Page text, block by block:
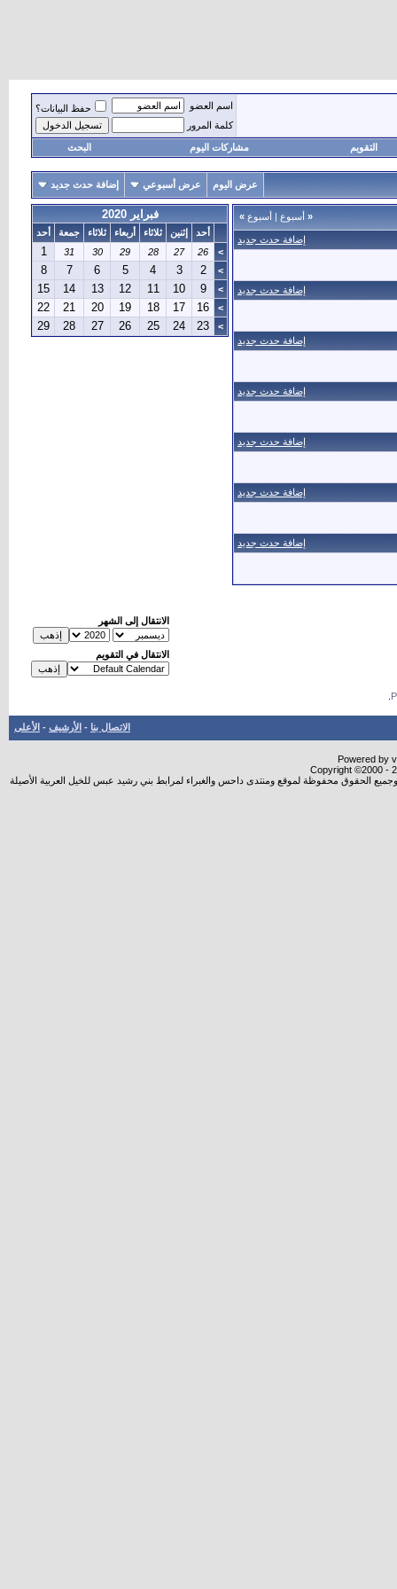
اسم العضو
حفظ البيانات؟
كلمة المرور
التقويم مشاركات اليوم البحث
عرض اليوم عرض أسبوعي إضافة حدث جديد
« أسبوع | أسبوع »
إضافة حدث جديد
إضافة حدث جديد
إضافة حدث جديد
إضافة حدث جديد
إضافة حدث جديد
إضافة حدث جديد
إضافة حدث جديد
فبراير 2020
أحد إثنين ثلاثاء أربعاء ثلاثاء جمعة
أحد
>
26
27
28
29
30
31
1
>
2
3
4
5
6
7
8
>
9
10
11
12
13
14
15
>
16
17
18
19
20
21
22
>
23
24
25
26
27
28
29
الانتقال إلى الشهر
الانتقال في التقويم
الاتصال بنا - الأرشيف - الأعلى
Powered by
Copyright ©2000 -
الحقوق محفوظة لموقع ومنتدى داحس والغبراء لمرابط بني رشيد عبس للخيل العربية الأصيلة